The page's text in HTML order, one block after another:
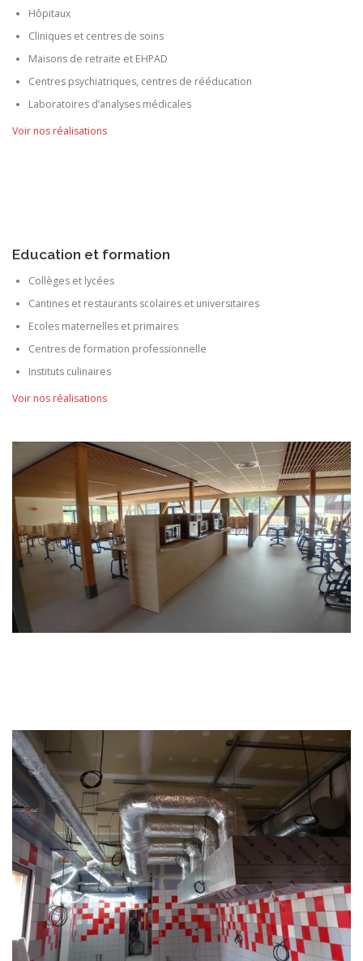
Hôpitaux
Cliniques et centres de soins
Maisons de retraite et EHPAD
Centres psychiatriques, centres de rééducation
Laboratoires d’analyses médicales
Voir nos réalisations
Education et formation
Collèges et lycées
Cantines et restaurants scolaires et universitaires
Ecoles maternelles et primaires
Centres de formation professionnelle
Instituts culinaires
Voir nos réalisations